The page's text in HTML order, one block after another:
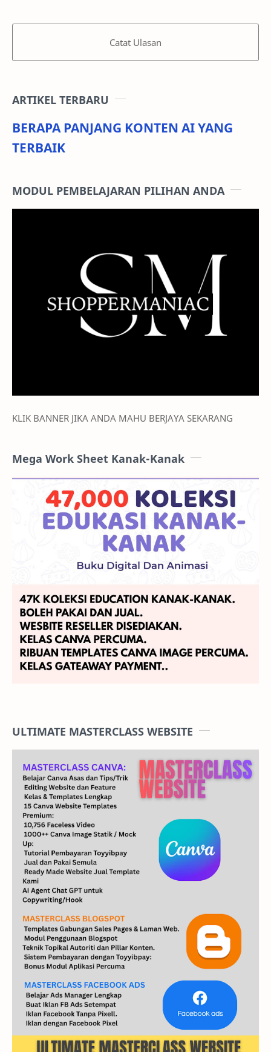
Catat Ulasan
ARTIKEL TERBARU
BERAPA PANJANG KONTEN AI YANG
TERBAIK
MODUL PEMBELAJARAN PILIHAN ANDA
KLIK BANNER JIKA ANDA MAHU BERJAYA SEKARANG
Mega Work Sheet Kanak-Kanak
ULTIMATE MASTERCLASS WEBSITE